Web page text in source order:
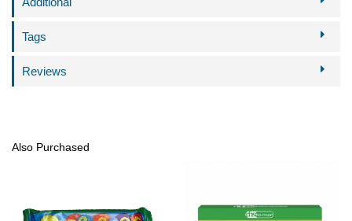
Tags
Reviews
Also Purchased